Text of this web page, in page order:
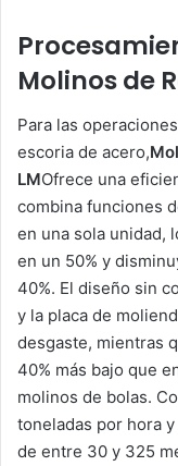
Molinos de
Para las
escoria de acero,
LMOfrece una
combina funciones
en una sola unidad,
en un 50% y
40%. El diseño sin
y la placa de
desgaste, mientras
40% más bajo que
molinos de bolas.
toneladas por hora
de entre 30 y 325